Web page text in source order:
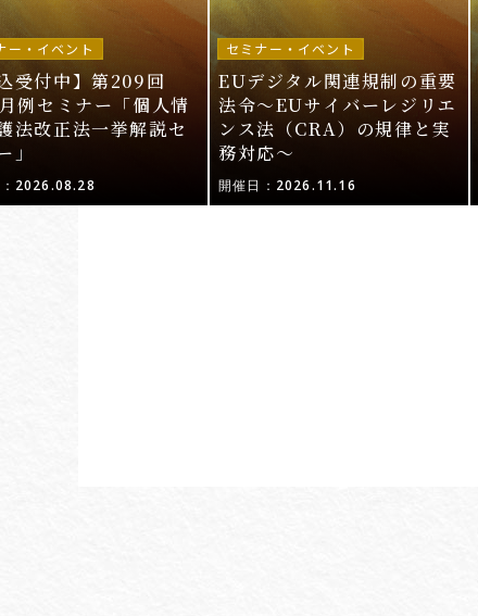
ー・イベント
受付中】第209回
例セミナー「個人情
法改正法一挙解説セ
」
2026.08.28
セミナー・イベント
EUデジタル関連規制の重要
法令〜EUサイバーレジリエ
ンス法（CRA）の規律と実
務対応〜
開催日：2026.11.16